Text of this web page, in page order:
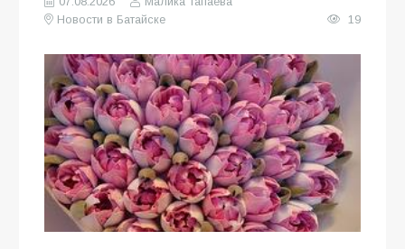
Новости в Батайске
19